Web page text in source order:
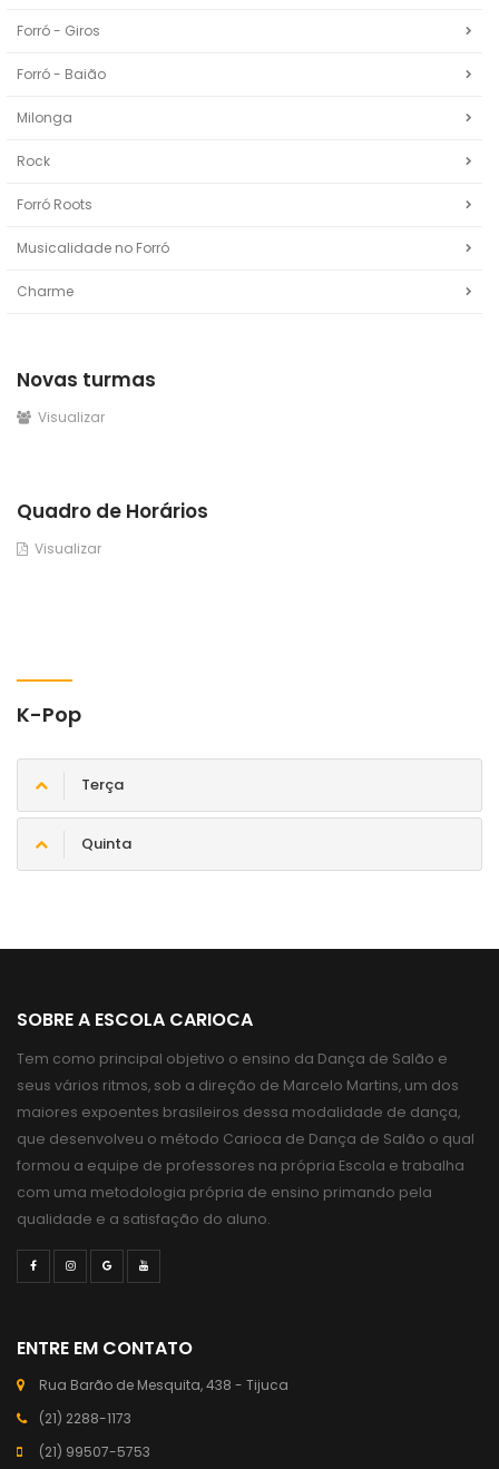
Forró - Giros
Forró - Baião
Milonga
Rock
Forró Roots
Musicalidade no Forró
Charme
Novas turmas
Visualizar
Quadro de Horários
Visualizar
K-Pop
Terça
Quinta
SOBRE A ESCOLA CARIOCA
Tem como principal objetivo o ensino da Dança de Salão e
seus vários ritmos, sob a direção de Marcelo Martins, um dos
maiores expoentes brasileiros dessa modalidade de dança,
que desenvolveu o método Carioca de Dança de Salão o qual
formou a equipe de professores na própria Escola e trabalha
com uma metodologia própria de ensino primando pela
qualidade e a satisfação do aluno.
ENTRE EM CONTATO
Rua Barão de Mesquita, 438 - Tijuca
(21) 2288-1173
(21) 99507-5753